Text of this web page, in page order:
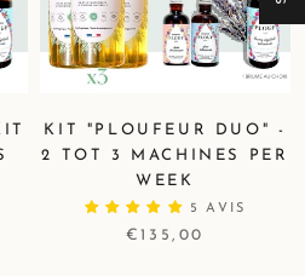
KIT "PLOUFEUR DUO" -
2 TOT 3 MACHINES PER
WEEK
5 AVIS
€135,00